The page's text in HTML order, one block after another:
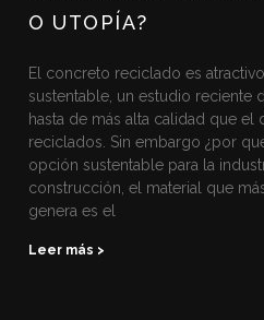
O UTOPÍA?
El concreto reciclado es
sustentable, un estudio reciente
hasta de más alta calidad que el
reciclados. Sin embargo ¿por
opción sustentable para la
construcción, el material que
genera es el
Leer más >